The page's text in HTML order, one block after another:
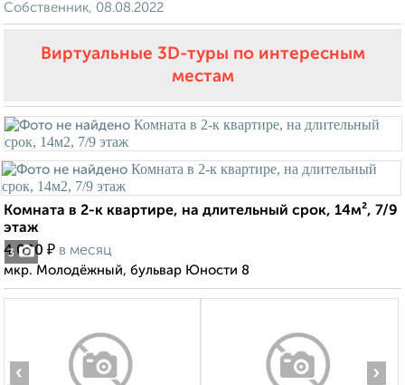
Собственник, 08.08.2022
Виртуальные 3D-туры по интересным
местам
3
Комната в 2-к квартире, на длительный срок, 14м², 7/9
этаж
4 000 ₽ в месяц
мкр. Молодёжный, бульвар Юности 8
‹ ›